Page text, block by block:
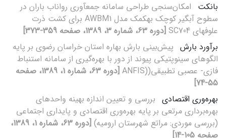
بانکت
امکان‌سنجی طراحی سامانه جمع‎آوری رواناب باران در
سطوح آبگیر کوچک به‎کمک مدل AWBM1 برای کشت ذرت
علوفه‎ای SC704
[دوره 63، شماره 3، 1389، صفحه 359-373]
برآورد بارش پیش‌بینی بارش بهاره استان خراسان رضوی بر پایه
الگوهای سینوپتیکی پیوند از دور با بهره‌گیری از سامانه استنباط
فازی- عصبی تطبیقی((ANFIS
[دوره 63، شماره 1، 1389، صفحه
55-74]
بهره‌وری اقتصادی بررسی و تعیین اندازه بهینه واحدهای
بهره‌برداری مرتعی بر پایه بهره‌وری اقتصادی و پایداری اجتماعی
(بررسی موردی: مراتع شهرستان ارومیه)
[دوره 63، شماره 1، 1389،
صفحه 105-14]